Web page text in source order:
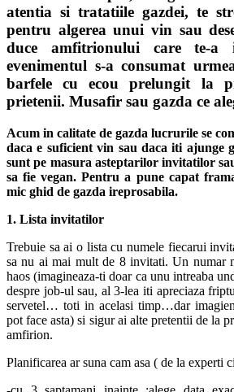
atentia si tratatiile gazdei, te
pentru algerea unui vin sau
duce amfitrionului care te-a
evenimentul s-a consumat
barfele cu ecou prelungit la
prietenii. Musafir sau gazda ce
Acum in calitate de gazda lucrurile se
daca e suficient vin sau daca iti ajunge
sunt pe masura asteptarilor invitatilor
sa fie vegan. Pentru a pune capat
mic ghid de gazda ireprosabila.
1. Lista invitatilor
Trebuie sa ai o lista cu numele fiecarui
sa nu ai mai mult de 8 invitati. Un numar
haos (imagineaza-ti doar ca unu intreaba
despre job-ul sau, al 3-lea iti apreciaza
servetel… toti in acelasi timp…dar
pot face asta) si sigur ai alte pretentii de la
amfirion.
Planificarea ar suna cam asa ( de la experti